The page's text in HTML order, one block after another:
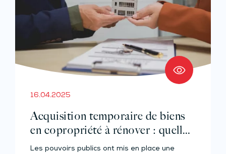
16.04.2025
Acquisition temporaire de biens
en copropriété à rénover : quelle
revente possible ?
Les pouvoirs publics ont mis en place une